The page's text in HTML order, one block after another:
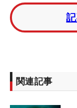
1年前に白血病
重が17キロも落
間も離れるこ
せを実感してい
の余裕が生まれ
関連記事